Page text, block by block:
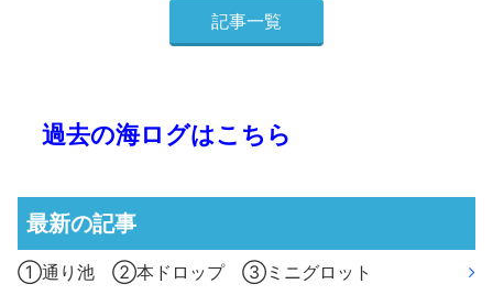
記事一覧
過去の海ログはこちら
最新の記事
①通り池 ②本ドロップ ③ミニグロット